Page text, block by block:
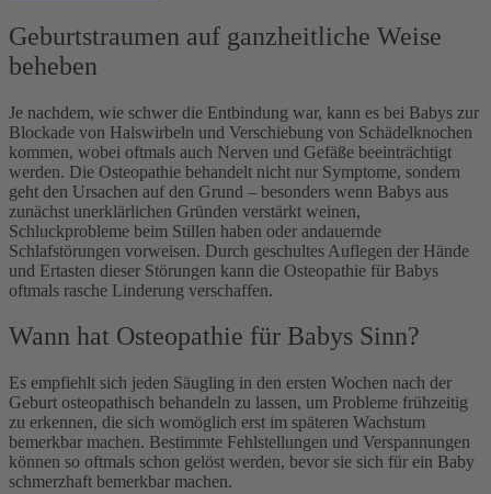
Geburtstraumen auf ganzheitliche Weise
beheben
Je nachdem, wie schwer die Entbindung war, kann es bei Babys zur
Blockade von Halswirbeln und Verschiebung von Schädelknochen
kommen, wobei oftmals auch Nerven und Gefäße beeinträchtigt
werden. Die Osteopathie behandelt nicht nur Symptome, sondern
geht den Ursachen auf den Grund – besonders wenn Babys aus
zunächst unerklärlichen Gründen verstärkt weinen,
Schluckprobleme beim Stillen haben oder andauernde
Schlafstörungen vorweisen. Durch geschultes Auflegen der Hände
und Ertasten dieser Störungen kann die Osteopathie für Babys
oftmals rasche Linderung verschaffen.
Wann hat Osteopathie für Babys Sinn?
Es empfiehlt sich jeden Säugling in den ersten Wochen nach der
Geburt osteopathisch behandeln zu lassen, um Probleme frühzeitig
zu erkennen, die sich womöglich erst im späteren Wachstum
bemerkbar machen. Bestimmte Fehlstellungen und Verspannungen
können so oftmals schon gelöst werden, bevor sie sich für ein Baby
schmerzhaft bemerkbar machen.